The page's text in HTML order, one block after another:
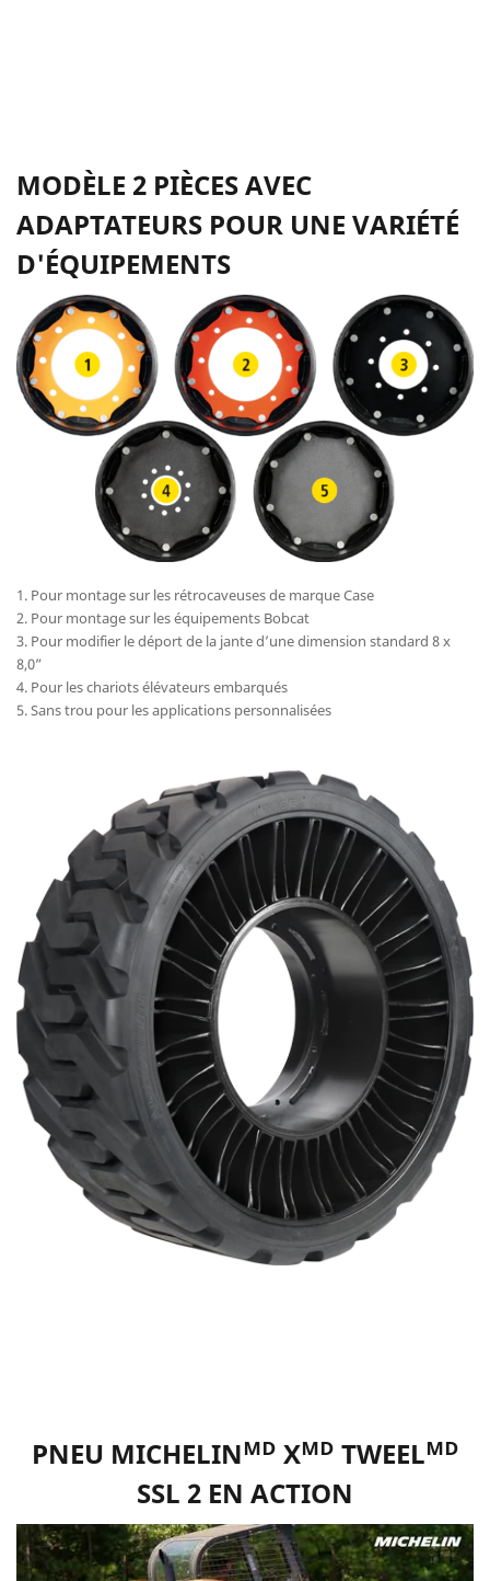
MODÈLE 2 PIÈCES AVEC
ADAPTATEURS POUR UNE VARIÉTÉ
D'ÉQUIPEMENTS
1. Pour montage sur les rétrocaveuses de marque Case
2. Pour montage sur les équipements Bobcat
3. Pour modifier le déport de la jante d’une dimension standard 8 x
8,0”
4. Pour les chariots élévateurs embarqués
5. Sans trou pour les applications personnalisées
PNEU MICHELINᴹᴰ Xᴹᴰ TWEELᴹᴰ
SSL 2 EN ACTION